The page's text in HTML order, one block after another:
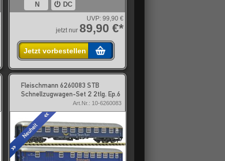
N DC
UVP: 99,90 €
jetzt nur 89,90 €*
Jetzt vorbestellen
Fleischmann 6260083 STB
Schnellzugwagen-Set 2 2tlg. Ep.6
Art.Nr.: 10-6260083